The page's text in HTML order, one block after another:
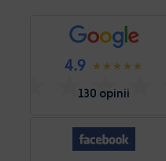
4.9
130 opinii